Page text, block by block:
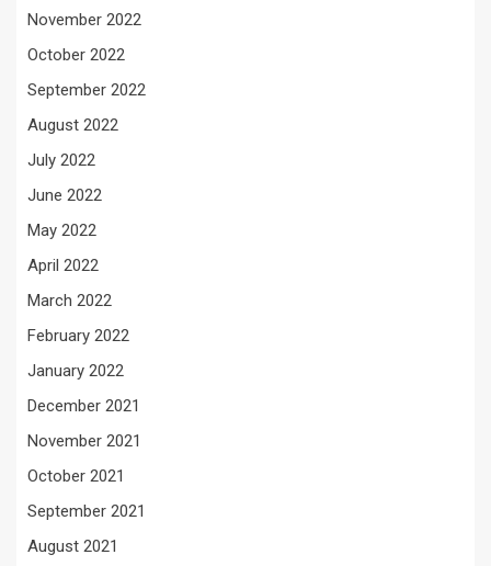
November 2022
October 2022
September 2022
August 2022
July 2022
June 2022
May 2022
April 2022
March 2022
February 2022
January 2022
December 2021
November 2021
October 2021
September 2021
August 2021